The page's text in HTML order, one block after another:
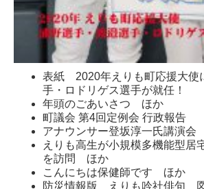
表紙 2020年えりも町応援大使
手・ロドリゲス選手が就任！
年頭のごあいさつ ほか
町議会 第4回定例会 行政報告
アナウンサー登坂淳一氏講演
えりも高生が小規模多機能型居
を訪問 ほか
こんにちは保健師です ほか
防災情報版 えりも吟社俳句